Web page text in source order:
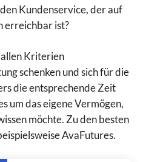
Kundenservice, der auf
erreichbar ist?
Kriterien
schenken und sich für die
die entsprechende Zeit
um das eigene Vermögen,
möchte. Zu den besten
AvaFutures.